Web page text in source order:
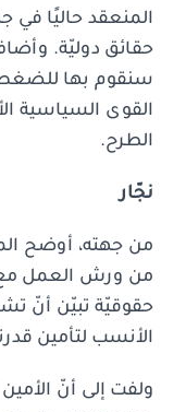
المنعقد حاليًا
حقائق دوليّة.
سنقوم بها للضغط
القوى السياسية
الطرح.
نجّار
من جهته، أوضح
من ورش العمل مع
حقوقيّة تبيّن أنّ
الأنسب لتأمين
ولفت إلى أنّ